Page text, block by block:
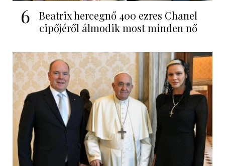
6
Beatrix hercegnő 400 ezres Chanel
cipőjéről álmodik most minden nő